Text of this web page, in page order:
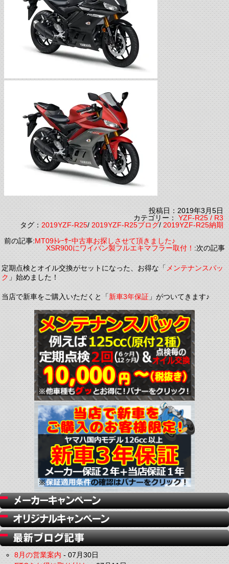
投稿日：2019年3月5日
カテゴリー：YZF-R25 / R3
タグ：2019YZF-R25/2019YZF-R25ブログ/2019YZF-R25納期
前の記事:MT09ﾄﾚｰｻｰ中古車お探しさせて頂きました♪
XSR900にワイバン製フルエキマフラー取付！:次の記事
定期点検とオイル交換がセットになった、お得な「メンテナンスパッ
ク」始めました！
当店で新車をご購入いただくと「新車3年保証」がついてきます♪
8月の営業案内-07月30日